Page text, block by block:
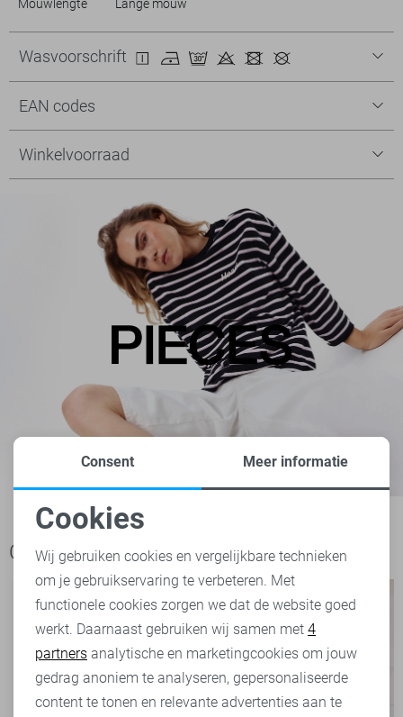
Mouwlengte
Lange mouw
Wasvoorschrift
EAN codes
Winkelvoorraad
Ook het bekijken waard
Noodzakelijke cookies
Personalisatie cookies
Analytische cookies
Marketing cookies
Consent Meer informatie
Cookies
Wij gebruiken cookies en vergelijkbare technieken
om je gebruikservaring te verbeteren. Met
functionele cookies zorgen we dat de website goed
werkt. Daarnaast gebruiken wij samen met 4
partners analytische en marketingcookies om jouw
gedrag anoniem te analyseren, gepersonaliseerde
content te tonen en relevante advertenties aan te